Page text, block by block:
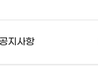
공지사항